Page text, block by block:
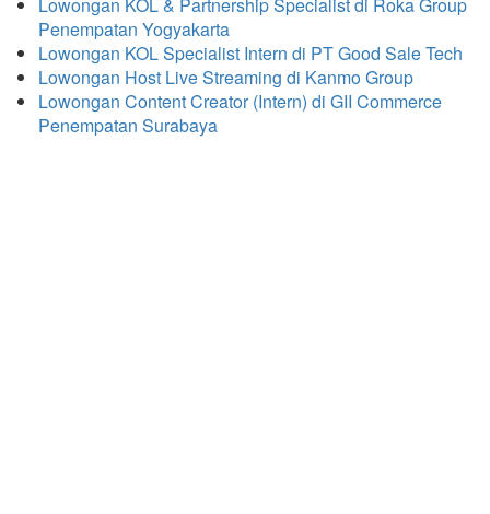
Penempatan Yogyakarta
Lowongan KOL Specialist Intern di PT Good Sale Tech
Lowongan Host Live Streaming di Kanmo Group
Lowongan Content Creator (Intern) di GII Commerce
Penempatan Surabaya